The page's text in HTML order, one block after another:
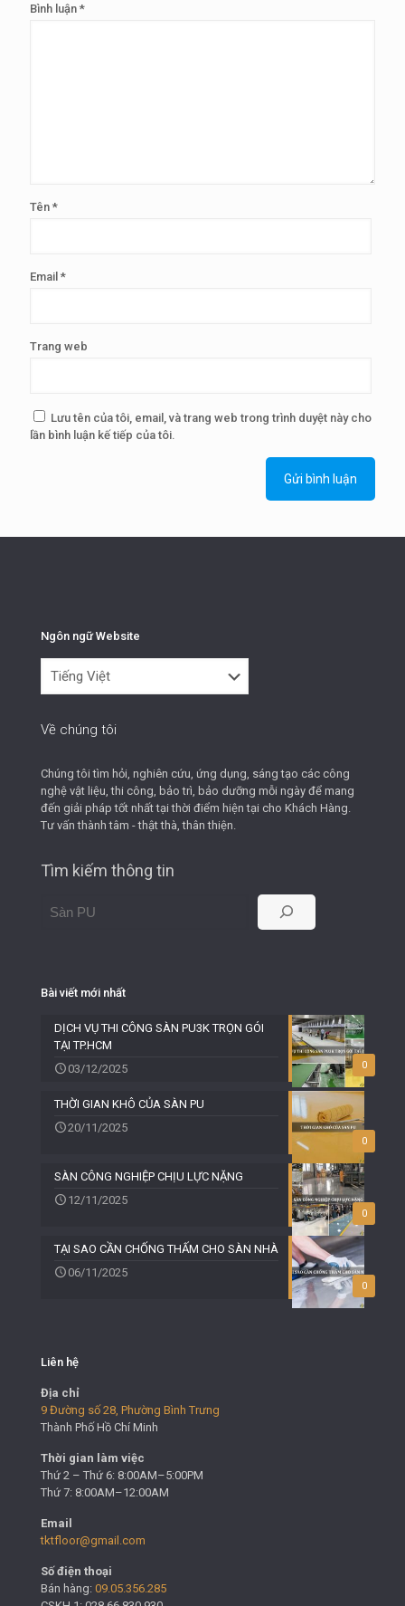
Bình luận *
Tên *
Email *
Trang web
Lưu tên của tôi, email, và trang web trong trình duyệt này cho
lần bình luận kế tiếp của tôi.
Ngôn ngữ Website
ngữ
Về chúng tôi
Chúng tôi tìm hỏi, nghiên cứu, ứng dụng, sáng tạo các công
nghệ vật liệu, thi công, bảo trì, bảo dưỡng mỗi ngày để mang
đến giải pháp tốt nhất tại thời điểm hiện tại cho Khách Hàng.
Tư vấn thành tâm - thật thà, thân thiện.
Tìm kiếm thông tin
Bài viết mới nhất
0
DỊCH VỤ THI CÔNG SÀN PU3K TRỌN GÓI
TẠI TP.HCM
03/12/2025
0
THỜI GIAN KHÔ CỦA SÀN PU
20/11/2025
0
SÀN CÔNG NGHIỆP CHỊU LỰC NẶNG
12/11/2025
0
TẠI SAO CẦN CHỐNG THẤM CHO SÀN NHÀ
06/11/2025
Liên hệ
Địa chỉ
9 Đường số 28, Phường Bình Trưng
Thành Phố Hồ Chí Minh
Thời gian làm việc
Thứ 2 – Thứ 6: 8:00AM–5:00PM
Thứ 7: 8:00AM–12:00AM
Email
tktfloor@gmail.com
Số điện thoại
Bán hàng: 09.05.356.285